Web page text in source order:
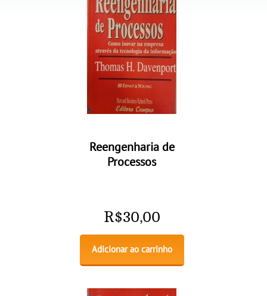
Reengenharia de
Processos
R$30,00
Adicionar ao carrinho